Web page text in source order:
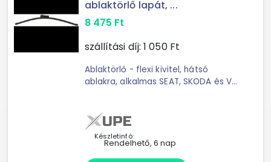
ablaktörlő lapát, ...
8 475 Ft
szállítási díj: 1 050Ft
Ablaktörlő - flexi kivitel, hátsó
ablakra, alkalmas SEAT, SKODA és VW
találhatók
Készletinfó:
Rendelhető, 6 nap